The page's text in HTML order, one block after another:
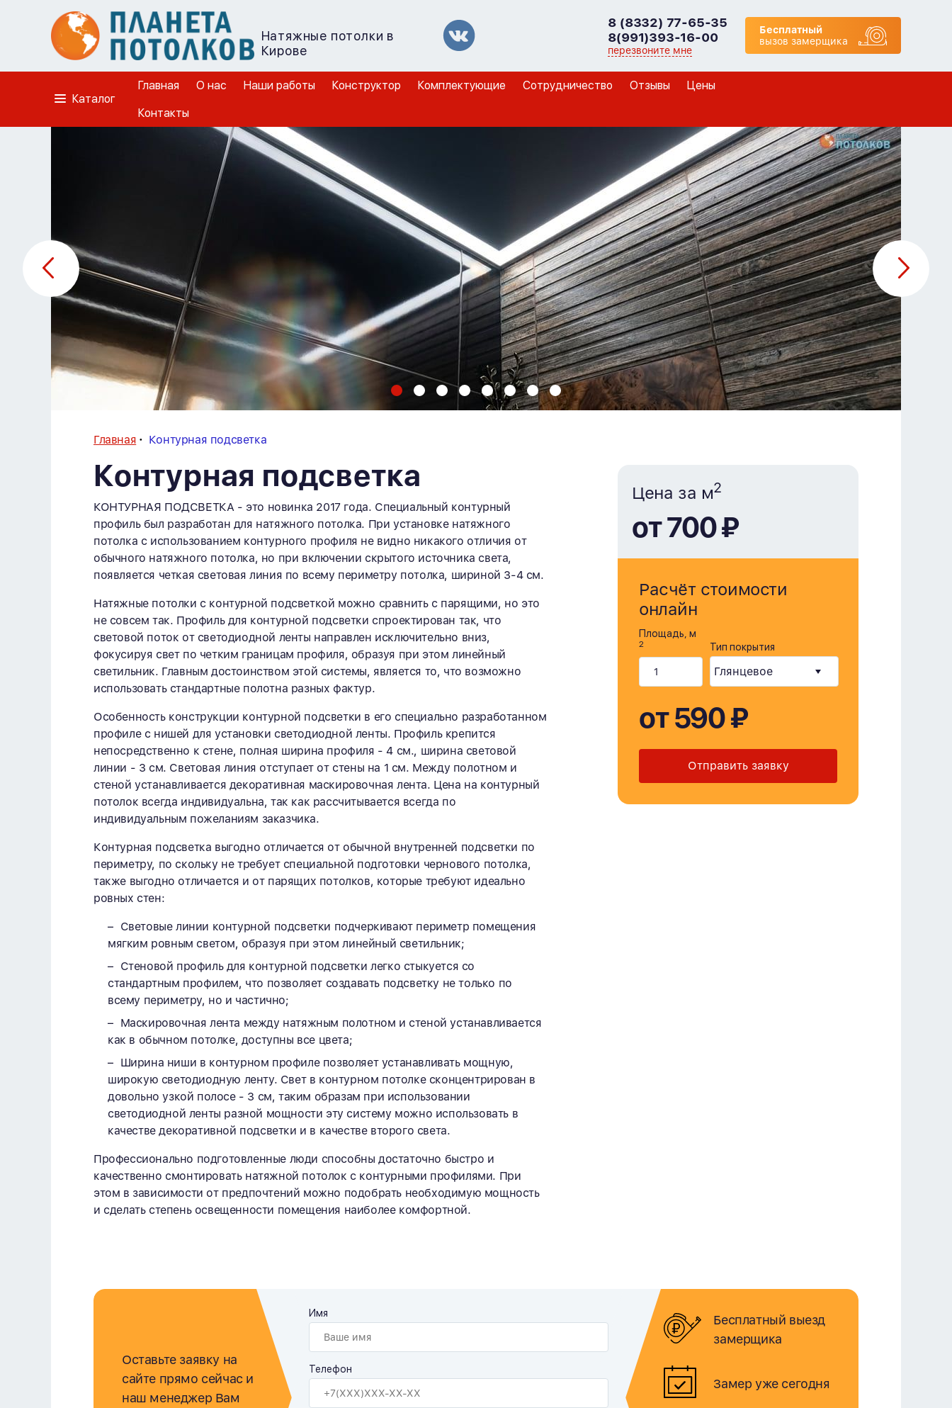
Натяжные потолки в
Кирове
8 (8332) 77-65-35
8(991)393-16-00
перезвоните мне
Бесплатный
вызов замерщика
Каталог
Главная О нас Наши работы Конструктор Комплектующие Сотрудничество Отзывы Цены
Контакты
Главная Контурная подсветка
Контурная подсветка
КОНТУРНАЯ ПОДСВЕТКА - это новинка 2017 года. Специальный контурный
профиль был разработан для натяжного потолка. При установке натяжного
потолка с использованием контурного профиля не видно никакого отличия от
обычного натяжного потолка, но при включении скрытого источника света,
появляется четкая световая линия по всему периметру потолка, шириной 3-4 см.
Натяжные потолки с контурной подсветкой можно сравнить с парящими, но это
не совсем так. Профиль для контурной подсветки спроектирован так, что
световой поток от светодиодной ленты направлен исключительно вниз,
фокусируя свет по четким границам профиля, образуя при этом линейный
светильник. Главным достоинством этой системы, является то, что возможно
использовать стандартные полотна разных фактур.
Особенность конструкции контурной подсветки в его специально разработанном
профиле с нишей для установки светодиодной ленты. Профиль крепится
непосредственно к стене, полная ширина профиля - 4 см., ширина световой
линии - 3 см. Световая линия отступает от стены на 1 см. Между полотном и
стеной устанавливается декоративная маскировочная лента. Цена на контурный
потолок всегда индивидуальна, так как рассчитывается всегда по
индивидуальным пожеланиям заказчика.
Контурная подсветка выгодно отличается от обычной внутренней подсветки по
периметру, по скольку не требует специальной подготовки чернового потолка,
также выгодно отличается и от парящих потолков, которые требуют идеально
ровных стен:
Световые линии контурной подсветки подчеркивают периметр помещения
мягким ровным светом, образуя при этом линейный светильник;
Стеновой профиль для контурной подсветки легко стыкуется со
стандартным профилем, что позволяет создавать подсветку не только по
всему периметру, но и частично;
Маскировочная лента между натяжным полотном и стеной устанавливается
как в обычном потолке, доступны все цвета;
Ширина ниши в контурном профиле позволяет устанавливать мощную,
широкую светодиодную ленту. Свет в контурном потолке сконцентрирован в
довольно узкой полосе - 3 см, таким образам при использовании
светодиодной ленты разной мощности эту систему можно использовать в
качестве декоративной подсветки и в качестве второго света.
Профессионально подготовленные люди способны достаточно быстро и
качественно смонтировать натяжной потолок с контурными профилями. При
этом в зависимости от предпочтений можно подобрать необходимую мощность
и сделать степень освещенности помещения наиболее комфортной.
Цена за м2
от 700 ₽
Расчёт стоимости
онлайн
Площадь, м
2 Тип покрытия
от 590 ₽
Отправить заявку
Оставьте заявку на
сайте прямо сейчас и
наш менеджер Вам
Имя
Телефон
Бесплатный выезд
замерщика
Замер уже сегодня